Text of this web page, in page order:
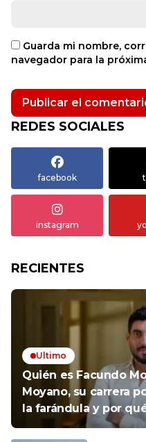
Guarda mi nombre,
navegador para la
REDES SOCIALES
facebook
instagram
RECIENTES
Ultimo
Quién es Facundo
Moyano, su carrera
la farándula y por